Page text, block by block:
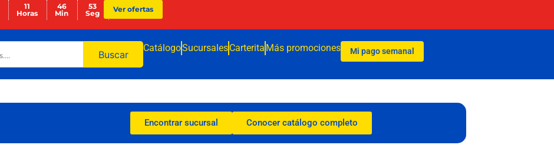
11
Horas
46
Min
52
Seg
Ver ofertas
Buscar
CatálogoSucursalesCarterita Más promociones Mi pago semanal
Encontrar sucursal Conocer catálogo completo